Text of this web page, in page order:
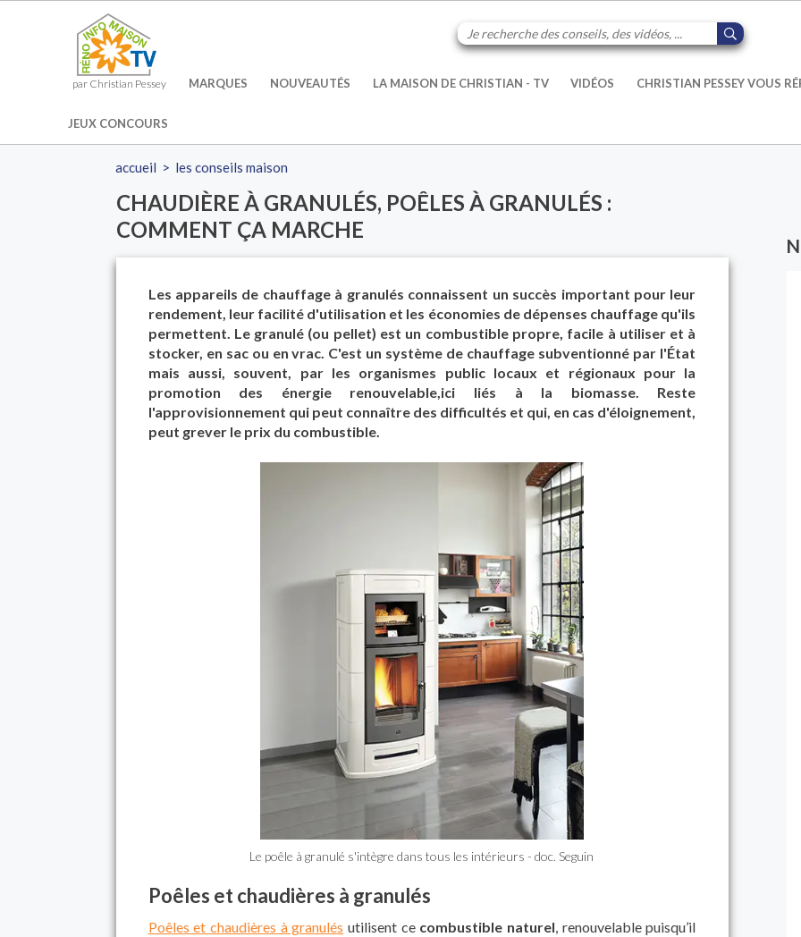
par Christian Pessey MARQUES NOUVEAUTÉS LA MAISON DE CHRISTIAN - TV VIDÉOS CHRISTIAN PESSEY VOUS
JEUX CONCOURS
accueil > les conseils maison
CHAUDIÈRE À GRANULÉS, POÊLES À GRANULÉS :
COMMENT ÇA MARCHE
Les appareils de chauffage à granulés connaissent un succès important pour leur
rendement, leur facilité d'utilisation et les économies de dépenses chauffage qu'ils
permettent. Le granulé (ou pellet) est un combustible propre, facile à utiliser et à
stocker, en sac ou en vrac. C'est un système de chauffage subventionné par l'État
mais aussi, souvent, par les organismes public locaux et régionaux pour la
promotion des énergie renouvelable,ici liés à la biomasse. Reste
l'approvisionnement qui peut connaître des difficultés et qui, en cas d'éloignement,
peut grever le prix du combustible.
Le poêle à granulé s'intègre dans tous les intérieurs - doc. Seguin
Poêles et chaudières à granulés
Poêles et chaudières à granulés utilisent ce combustible naturel, renouvelable puisqu’il